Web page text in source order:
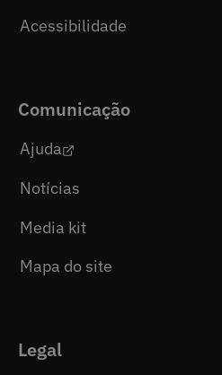
Acessibilidade
Comunicação
Ajuda
Notícias
Media kit
Mapa do site
Legal